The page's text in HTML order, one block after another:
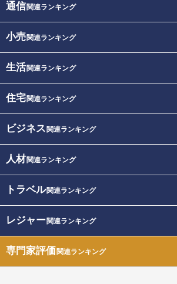
通信関連ランキング
小売関連ランキング
生活関連ランキング
住宅関連ランキング
ビジネス 関連ランキング
人材関連ランキング
トラベル関連ランキング
レジャー関連ランキング
専門家評価関連ランキング